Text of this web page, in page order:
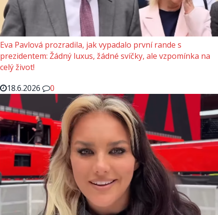
Eva Pavlová prozradila, jak vypadalo první rande s
prezidentem: Žádný luxus, žádné svíčky, ale vzpomínka na
celý život!
18.6.2026
0